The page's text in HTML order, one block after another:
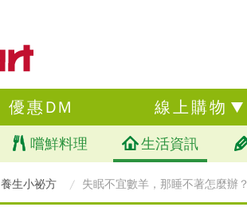
優惠DM 線上購物
嚐鮮料理 生活資訊
養生小祕方 失眠不宜數羊，那睡不著怎麼辦？